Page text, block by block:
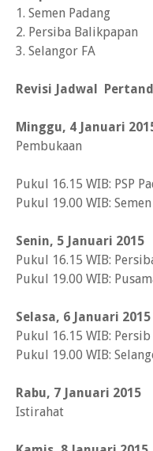
1. Semen Padang
2. Persiba Balikpapan
3. Selangor FA
Revisi Jadwal
Minggu, 4 Januari
Pembukaan
Pukul 16.15 WIB: PSP
Pukul 19.00 WIB:
Senin, 5 Januari 2015
Pukul 16.15 WIB:
Pukul 19.00 WIB:
Selasa, 6 Januari 2015
Pukul 16.15 WIB:
Pukul 19.00 WIB:
Rabu, 7 Januari 2015
Istirahat